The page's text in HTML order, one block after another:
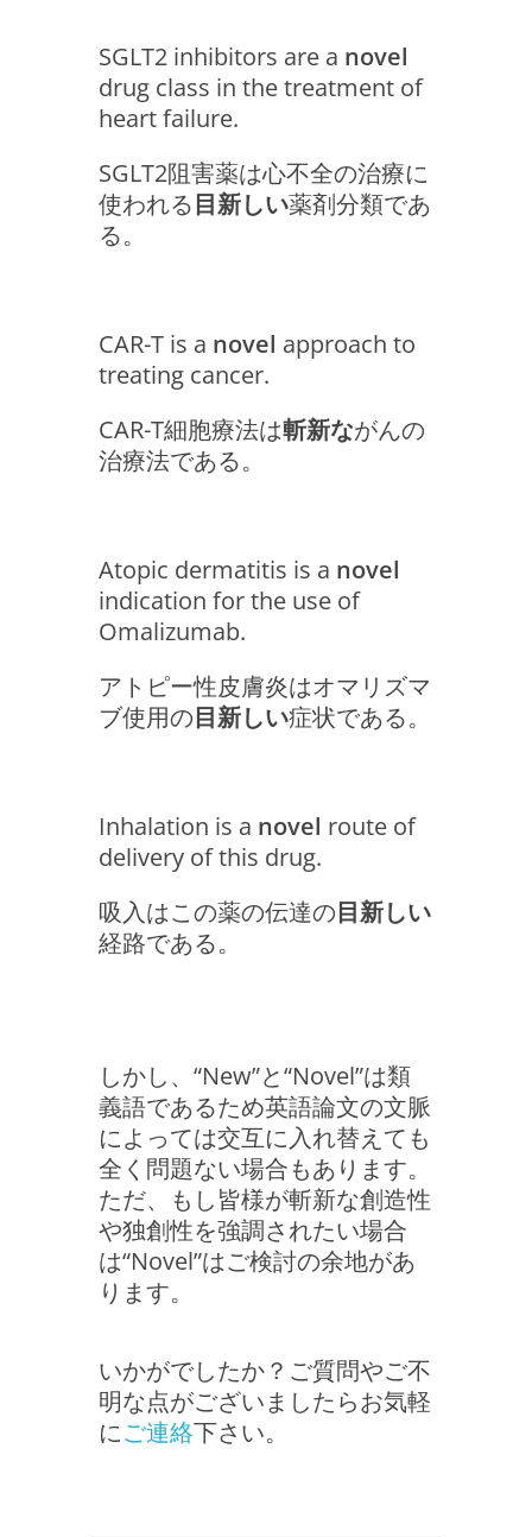
SGLT2 inhibitors are a novel
drug class in the treatment of
heart failure.
SGLT2阻害薬は心不全の治療に
使われる目新しい薬剤分類であ
る。
CAR-T is a novel approach to
treating cancer.
CAR-T細胞療法は斬新ながんの
治療法である。
Atopic dermatitis is a novel
indication for the use of
Omalizumab.
アトピー性皮膚炎はオマリズマ
ブ使用の目新しい症状である。
Inhalation is a novel route of
delivery of this drug.
吸入はこの薬の伝達の目新しい
経路である。
しかし、“New”と“Novel”は類
義語であるため英語論文の文脈
によっては交互に入れ替えても
全く問題ない場合もあります。
ただ、もし皆様が斬新な創造性
や独創性を強調されたい場合
は“Novel”はご検討の余地があ
ります。
いかがでしたか？ご質問やご不
明な点がございましたらお気軽
にご連絡下さい。